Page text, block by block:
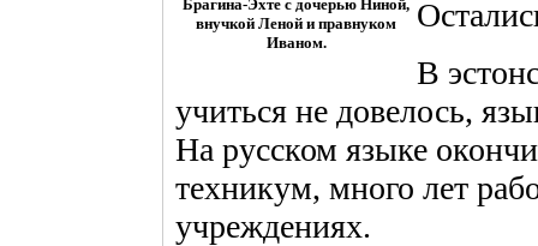
Брагина-Эхте с дочерью Ниной,
внучкой Леной и правнуком
Иваном.
В
учиться не довелось,
На русском языке
техникум, много лет
учреждениях.